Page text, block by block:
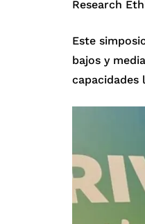
Research
Este
bajos y
capacidades